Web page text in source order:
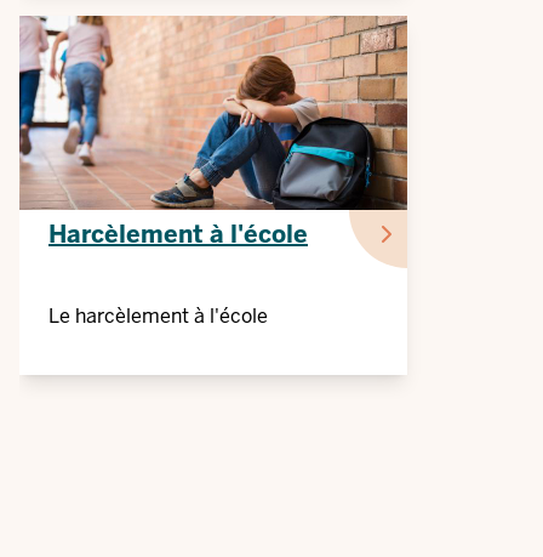
Harcèlement à l'école
Le harcèlement à l'école